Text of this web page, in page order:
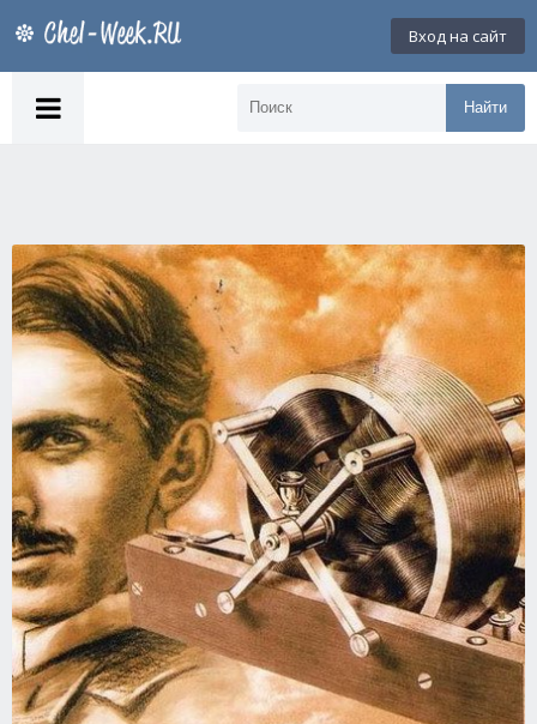
Вход на сайт
Найти